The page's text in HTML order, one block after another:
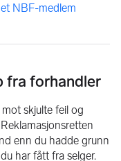
av flere år med
formue, - Mange
samarbeider med
priser, -
i fokus, - Og
NBF-medlem
fra forhandler
skjulte feil og
enn du hadde grunn
har fått fra selger.